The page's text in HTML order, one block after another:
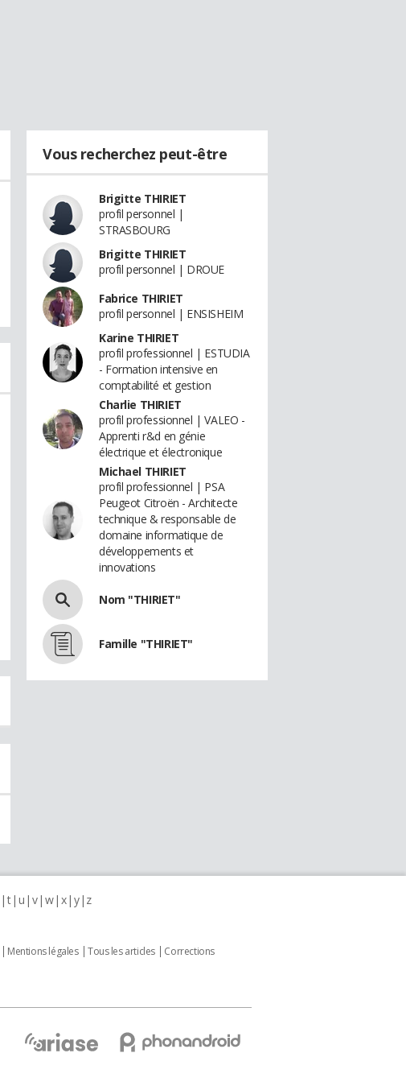
Vous recherchez peut-être
Brigitte THIRIET
profil personnel |
STRASBOURG
Brigitte THIRIET
profil personnel | DROUE
Fabrice THIRIET
profil personnel | ENSISHEIM
Karine THIRIET
profil professionnel | ESTUDIA
- Formation intensive en
comptabilité et gestion
Charlie THIRIET
profil professionnel | VALEO -
Apprenti r&d en génie
électrique et électronique
Michael THIRIET
profil professionnel | PSA
Peugeot Citroën - Architecte
technique & responsable de
domaine informatique de
développements et
innovations
Nom "THIRIET"
Famille "THIRIET"
t u v w x y z
Mentions légales Tous les articles
Corrections